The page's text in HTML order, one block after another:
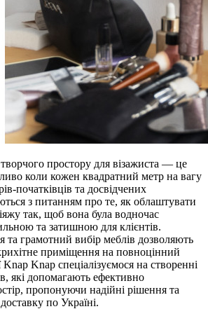
простору для візажиста — це
коли кожен квадратний метр на вагу
початківців та досвідчених
з питанням про те, як облаштувати
так, щоб вона була водночас
та затишною для клієнтів.
та грамотний вибір меблів дозволяють
приміщення на повноцінний
Knap спеціалізуємося на створенні
які допомагають ефективно
пропонуючи надійні рішення та
по Україні.